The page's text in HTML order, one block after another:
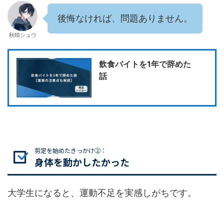
秋晴シュウ
後悔なければ、問題ありません。
飲食バイトを1年で辞めた
話
剪定を始めたきっかけ②：
身体を動かしたかった
大学生になると、運動不足を実感しがちです。